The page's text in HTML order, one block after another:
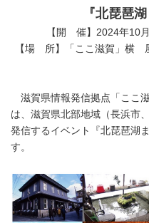
『北琵琶
【開 催】2024年10
【場 所】「ここ滋賀」横
滋賀県情報発信拠点「ここ
は、滋賀県北部地域（長浜市
発信するイベント『北琵琶湖
す。